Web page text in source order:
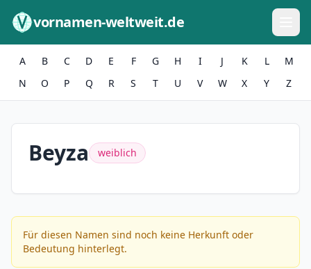
vornamen-weltweit.de
A B C D E F G H I J K L
M
N
O P Q R S T U V W X Y Z
Beyza weiblich
Für diesen Namen sind noch keine Herkunft oder
Bedeutung hinterlegt.